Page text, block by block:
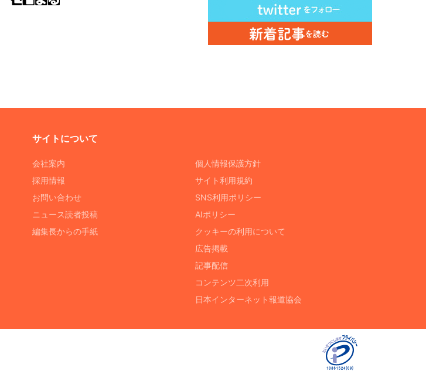
サイトについて
会社案内
採用情報
お問い合わせ
ニュース読者投稿
編集長からの手紙
個人情報保護方針
サイト利用規約
SNS利用ポリシー
AIポリシー
クッキーの利用について
広告掲載
記事配信
コンテンツ二次利用
日本インターネット報道協会